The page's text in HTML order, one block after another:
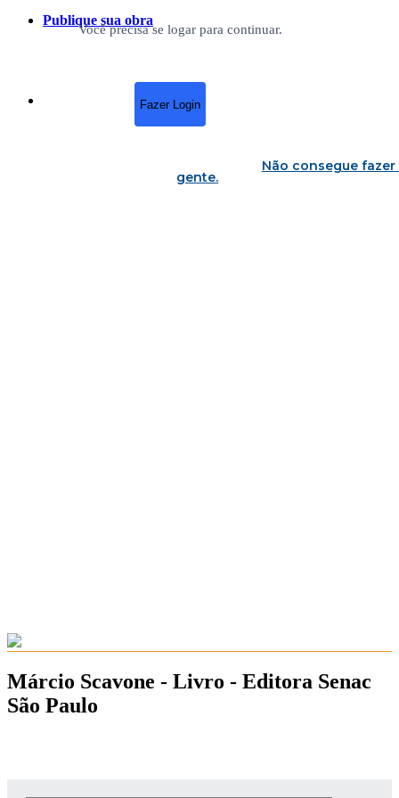
Publique sua obra
Você precisa se logar para continuar.
Fazer Login
Não consegue
gente.
Márcio Scavone - Livro - Editora Senac
São Paulo